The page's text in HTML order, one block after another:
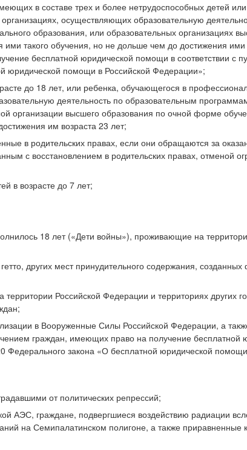
в составе трех и более нетрудоспособных детей
осуществляющих образовательную
образования, или образовательных организациях
такого обучения, но не дольше чем до достижения ими
бесплатной юридической помощи в соответствии с
юридической помощи в Российской Федерации»;
до 18 лет, или ребенка, обучающегося в
деятельность по образовательным
организации высшего образования по очной форме
им возраста 23 лет;
в родительских правах, если они обращаются за
с восстановлением в родительских правах, отменой
в возрасте до 7 лет;
18 лет («Дети войны»), проживающие на
других мест принудительного содержания,
Российской Федерации и территориях других
в Вооруженные Силы Российской Федерации, а
граждан, имеющих право на получение бесплатной
Федерального закона «О бесплатной юридической
от политических репрессий;
АЭС, граждане, подвергшиеся воздействию радиации
на Семипалатинском полигоне, а также приравненные